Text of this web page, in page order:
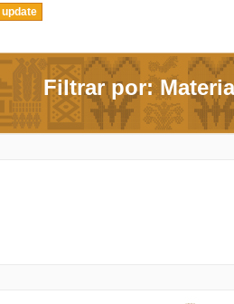
Filtrar por: Materia